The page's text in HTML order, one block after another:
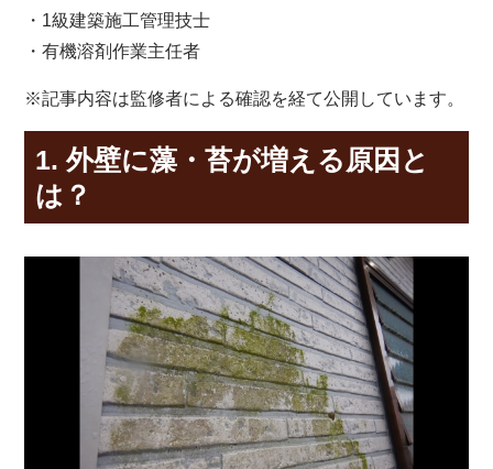
・1級建築施工管理技士
・有機溶剤作業主任者
※記事内容は監修者による確認を経て公開しています。
1. 外壁に藻・苔が増える原因と
は？